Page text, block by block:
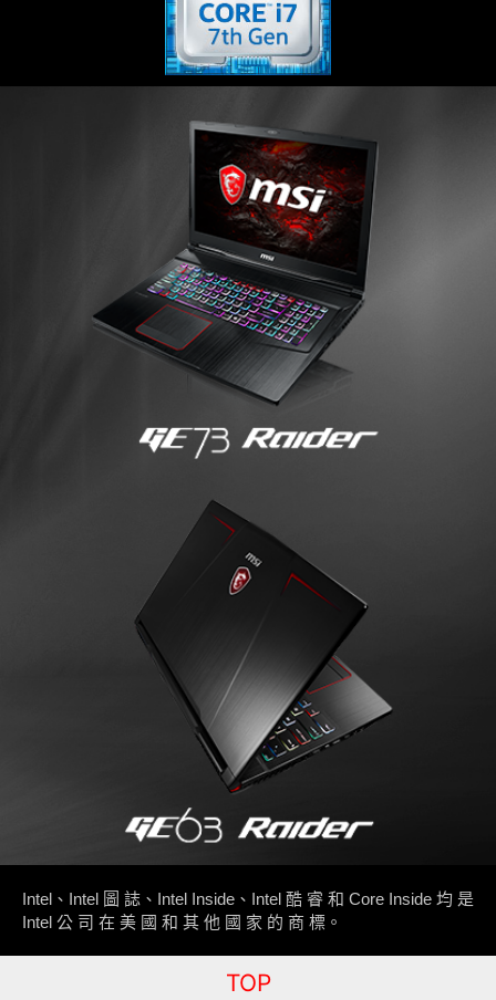
Intel、Intel 圖 誌、Intel Inside、Intel 酷 睿 和 Core Inside 均 是
Intel 公 司 在 美 國 和 其 他 國 家 的 商 標。
TOP